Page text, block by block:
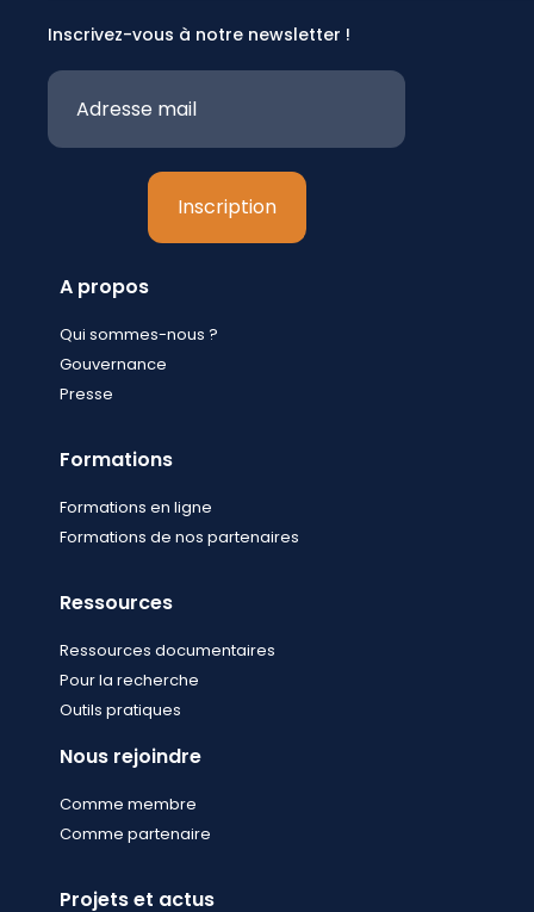
Inscrivez-vous à notre newsletter !
A propos
Qui sommes-nous ?
Gouvernance
Presse
Formations
Formations en ligne
Formations de nos partenaires
Ressources
Ressources documentaires
Pour la recherche
Outils pratiques
Nous rejoindre
Comme membre
Comme partenaire
Projets et actus